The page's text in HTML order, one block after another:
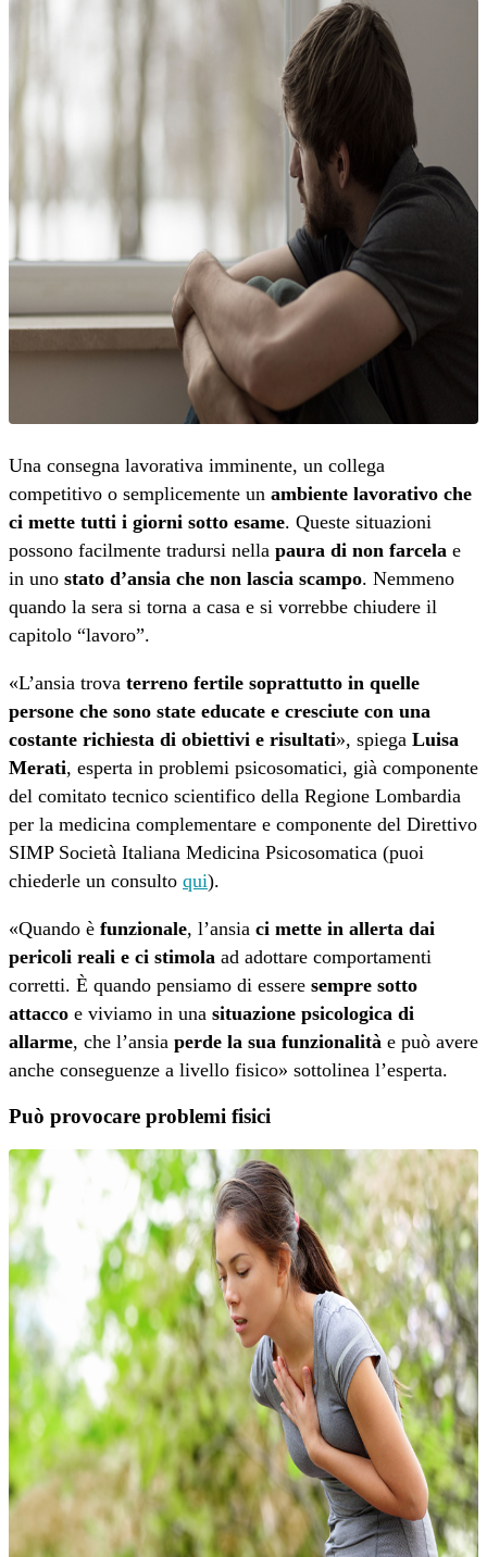
Una consegna lavorativa imminente, un collega
competitivo o semplicemente un ambiente lavorativo che
ci mette tutti i giorni sotto esame. Queste situazioni
possono facilmente tradursi nella paura di non farcela e
in uno stato d’ansia che non lascia scampo. Nemmeno
quando la sera si torna a casa e si vorrebbe chiudere il
capitolo “lavoro”.
«L’ansia trova terreno fertile soprattutto in quelle
persone che sono state educate e cresciute con una
costante richiesta di obiettivi e risultati», spiega Luisa
Merati, esperta in problemi psicosomatici, già componente
del comitato tecnico scientifico della Regione Lombardia
per la medicina complementare e componente del Direttivo
SIMP Società Italiana Medicina Psicosomatica (puoi
chiederle un consulto qui).
«Quando è funzionale, l’ansia ci mette in allerta dai
pericoli reali e ci stimola ad adottare comportamenti
corretti. È quando pensiamo di essere sempre sotto
attacco e viviamo in una situazione psicologica di
allarme, che l’ansia perde la sua funzionalità e può avere
anche conseguenze a livello fisico» sottolinea l’esperta.
Può provocare problemi fisici